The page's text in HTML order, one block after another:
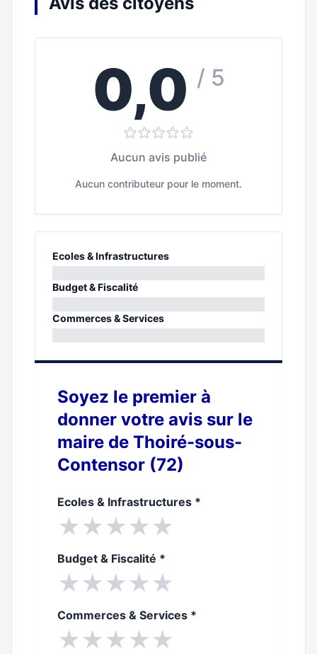
0,0 / 5
Aucun avis publié
Aucun contributeur pour le moment.
Ecoles & Infrastructures
0%
Budget & Fiscalité
0%
Commerces & Services
Soyez le premier à
donner votre avis sur le
maire de Thoiré-sous-
Contensor (72)
Ecoles & Infrastructures *
★★★★★
Budget & Fiscalité *
★★★★★
Commerces & Services *
★★★★★